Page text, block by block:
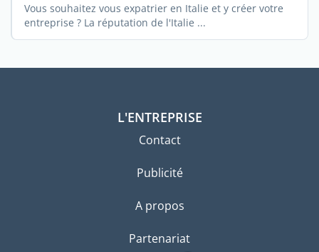
Vous souhaitez vous expatrier en Italie et y créer votre
entreprise ? La réputation de l'Italie ...
L'ENTREPRISE
Contact
Publicité
A propos
Partenariat